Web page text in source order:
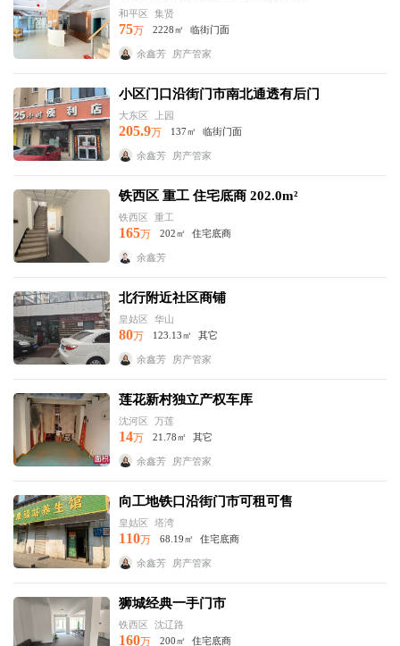
和平区 集贤
75万 2228㎡ 临街门面
余鑫芳 房产管家
小区门口沿街门市南北通透有后门
大东区 上园
205.9万 137㎡ 临街门面
余鑫芳 房产管家
铁西区 重工 住宅底商 202.0m²
铁西区 重工
165万 202㎡ 住宅底商
余鑫芳
北行附近社区商铺
皇姑区 华山
80万 123.13㎡ 其它
余鑫芳 房产管家
莲花新村独立产权车库
沈河区 万莲
14万 21.78㎡ 其它
余鑫芳 房产管家
向工地铁口沿街门市可租可售
皇姑区 塔湾
110万 68.19㎡ 住宅底商
余鑫芳 房产管家
狮城经典一手门市
铁西区 沈辽路
160万 200㎡ 住宅底商